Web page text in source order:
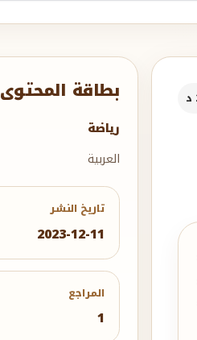
بطاقة المحتوى
رياضة
العربية
تاريخ النشر
2023-12-11
المراجع
1